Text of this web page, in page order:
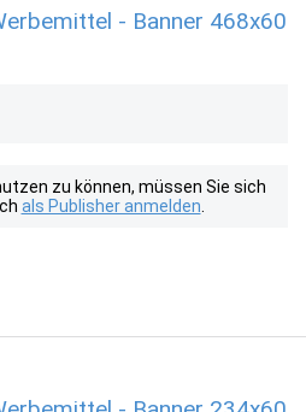
- Banner 468x60
zu können, müssen Sie sich
als Publisher anmelden